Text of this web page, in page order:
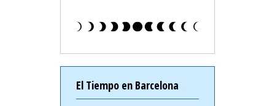
El Tiempo en Barcelona